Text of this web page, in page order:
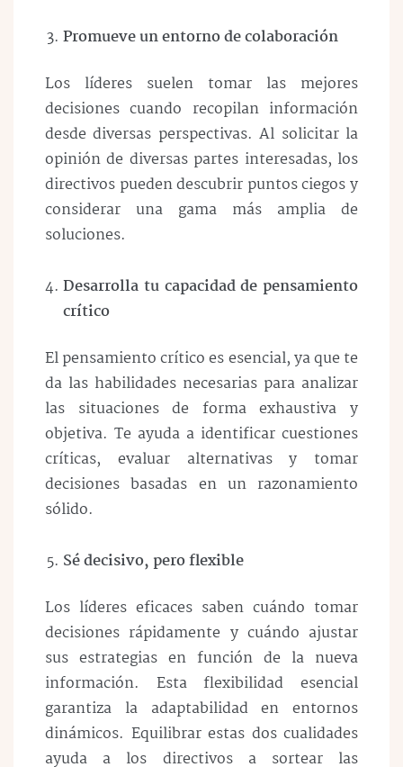
Promueve un entorno de colaboración
Los líderes suelen tomar las mejores
decisiones cuando recopilan información
desde diversas perspectivas. Al solicitar la
opinión de diversas partes interesadas, los
directivos pueden descubrir puntos ciegos y
considerar una gama más amplia de
soluciones.
Desarrolla tu capacidad de pensamiento
crítico
El pensamiento crítico es esencial, ya que te
da las habilidades necesarias para analizar
las situaciones de forma exhaustiva y
objetiva. Te ayuda a identificar cuestiones
críticas, evaluar alternativas y tomar
decisiones basadas en un razonamiento
sólido.
Sé decisivo, pero flexible
Los líderes eficaces saben cuándo tomar
decisiones rápidamente y cuándo ajustar
sus estrategias en función de la nueva
información. Esta flexibilidad esencial
garantiza la adaptabilidad en entornos
dinámicos. Equilibrar estas dos cualidades
ayuda a los directivos a sortear las